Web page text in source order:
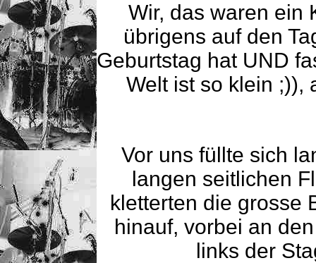
Wir, das waren ein
übrigens auf den
Geburtstag hat UND
Welt ist so klein ;)),
Vor uns füllte sich
langen seitlichen
kletterten die grosse
hinauf, vorbei an
links der